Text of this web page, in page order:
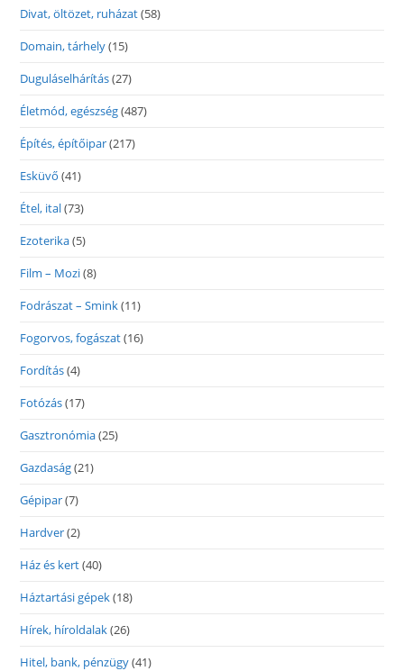
Divat, öltözet, ruházat(58)
Domain, tárhely(15)
Duguláselhárítás(27)
Életmód, egészség(487)
Építés, építőipar(217)
Esküvő (41)
Étel, ital(73)
Ezoterika(5)
Film – Mozi(8)
Fodrászat – Smink(11)
Fogorvos, fogászat(16)
Fordítás(4)
Fotózás(17)
Gasztronómia(25)
Gazdaság(21)
Gépipar(7)
Hardver(2)
Ház és kert(40)
Háztartási gépek(18)
Hírek, híroldalak(26)
Hitel, bank, pénzügy(41)